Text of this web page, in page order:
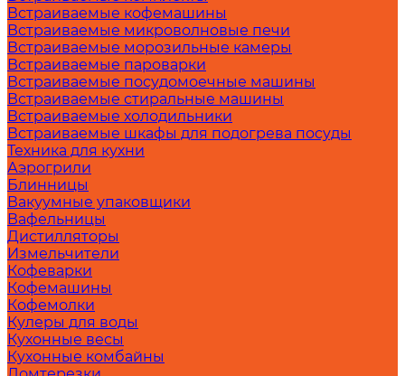
Встраиваемые кофемашины
Встраиваемые микроволновые печи
Встраиваемые морозильные камеры
Встраиваемые пароварки
Встраиваемые посудомоечные машины
Встраиваемые стиральные машины
Встраиваемые холодильники
Встраиваемые шкафы для подогрева посуды
Техника для кухни
Аэрогрили
Блинницы
Вакуумные упаковщики
Вафельницы
Дистилляторы
Измельчители
Кофеварки
Кофемашины
Кофемолки
Кулеры для воды
Кухонные весы
Кухонные комбайны